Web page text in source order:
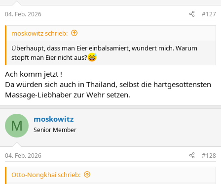
e
n
04. Feb. 2026 #127
moskowitz schrieb:
Überhaupt, dass man Eier einbalsamiert, wundert mich. Warum
stopft man Eier nicht aus?
Ach komm jetzt !
Da würden sich auch in Thailand, selbst die hartgesottensten
Massage-Liebhaber zur Wehr setzen.
M moskowitz
Senior Member
04. Feb. 2026 #128
Otto-Nongkhai schrieb: